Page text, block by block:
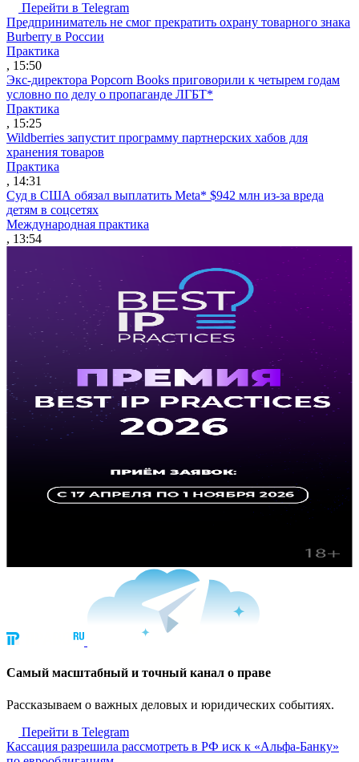
Перейти в Telegram
Предприниматель не смог прекратить охрану товарного знака
Burberry в России
Практика
, 15:50
Экс-директора Popcorn Books приговорили к четырем годам
условно по делу о пропаганде ЛГБТ*
Практика
, 15:25
Wildberries запустит программу партнерских хабов для
хранения товаров
Практика
, 14:31
Суд в США обязал выплатить Meta* $942 млн из-за вреда
детям в соцсетях
Международная практика
, 13:54
Cамый масштабный и точный канал о праве
Рассказываем о важных деловых и юридических событиях.
Перейти в Telegram
Кассация разрешила рассмотреть в РФ иск к «Альфа-Банку»